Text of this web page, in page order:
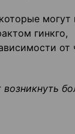
могут
гинкго,
от